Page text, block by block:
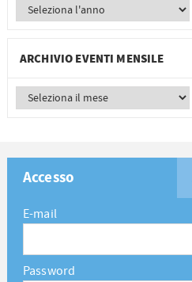
ARCHIVIO EVENTI MENSILE
Accesso
E-mail
Password